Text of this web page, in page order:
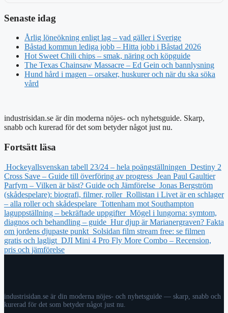
Senaste idag
Årlig löneökning enligt lag – vad gäller i Sverige
Båstad kommun lediga jobb – Hitta jobb i Båstad 2026
Hot Sweet Chili chips – smak, näring och köpguide
The Texas Chainsaw Massacre – Ed Gein och bannlysning
Hund hård i magen – orsaker, huskurer och när du ska söka
vård
industrisidan.se är din moderna nöjes- och nyhetsguide. Skarp,
snabb och kurerad för det som betyder något just nu.
Fortsätt läsa
Hockeyallsvenskan tabell 23/24 – hela poängställningen Destiny 2
Cross Save – Guide till överföring av progress Jean Paul Gaultier
Parfym – Vilken är bäst? Guide och Jämförelse Jonas Bergström
(skådespelare): biografi, filmer, roller Rollistan i Livet är en schlager
– alla roller och skådespelare Tottenham mot Southampton
laguppställning – bekräftade uppgifter Mögel i lungorna: symtom,
diagnos och behandling – guide Hur djup är Marianergraven? Fakta
om jordens djupaste punkt Solsidan film stream free: se filmen
gratis och lagligt DJI Mini 4 Pro Fly More Combo – Recension,
pris och jämförelse
industrisidan.se är din moderna nöjes- och nyhetsguide — skarp, snabb och
kurerad för det som betyder något just nu.